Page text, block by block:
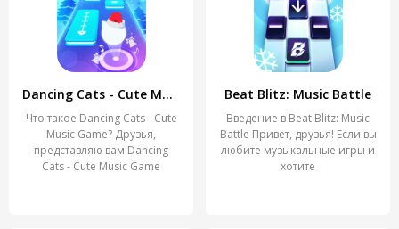
Dancing Cats - Cute Music Game
Что такое Dancing Cats - Cute
Music Game? Друзья,
представляю вам Dancing
Cats - Cute Music Game
Beat Blitz: Music Battle
Введение в Beat Blitz: Music
Battle Привет, друзья! Если вы
любите музыкальные игры и
хотите